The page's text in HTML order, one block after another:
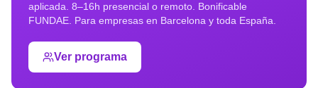
aplicada. 8–16h presencial o remoto. Bonificable
FUNDAE. Para empresas en Barcelona y toda España.
Ver programa